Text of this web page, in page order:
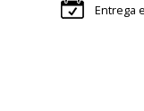
Entrega